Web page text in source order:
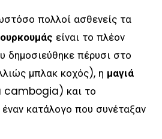
πολλοί ασθενείς τα
είναι το πλέον
δημοσιεύθηκε πέρυσι στο
μπλακ κοχός), η μαγιά
και το
κατάλογο που συνέταξαν